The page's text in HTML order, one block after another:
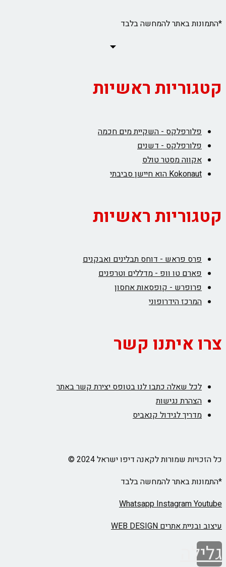
*התמונות באתר להמחשה בלבד
קטגוריות ראשיות
פלורפלקס - השקיית מים חכמה
פלורפלקס - דשנים
אקווה מסטר טולס
Kokonaut הוא חיישן סביבתי
קטגוריות ראשיות
פרס פראש - דוחס תבלינים ואבקנים
פארם טו וופ - מדללים וטרפנים
פרופרש - קופסאות אחסון
המרכז הידרופוני
צרו איתנו קשר
לכל שאלה כתבו לנו בטופס יצירת קשר באתר
הצהרת נגישות
מדריך לגידול קנאביס
כל הזכויות שמורות לקאנה דיפו ישראל 2024 ©
*התמונות באתר להמחשה בלבד
WhatsappInstagramYoutube
עיצוב ובניית אתרים WEB DESIGN
גלילה